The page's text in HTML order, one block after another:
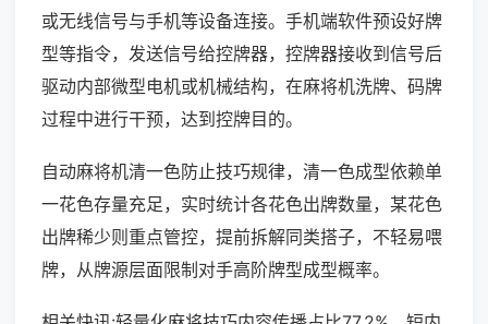
或无线信号与手机等设备连接。手机端软件预设好牌
型等指令，发送信号给控牌器，控牌器接收到信号后
驱动内部微型电机或机械结构，在麻将机洗牌、码牌
过程中进行干预，达到控牌目的。
自动麻将机清一色防止技巧规律，清一色成型依赖单
一花色存量充足，实时统计各花色出牌数量，某花色
出牌稀少则重点管控，提前拆解同类搭子，不轻易喂
牌，从牌源层面限制对手高阶牌型成型概率。